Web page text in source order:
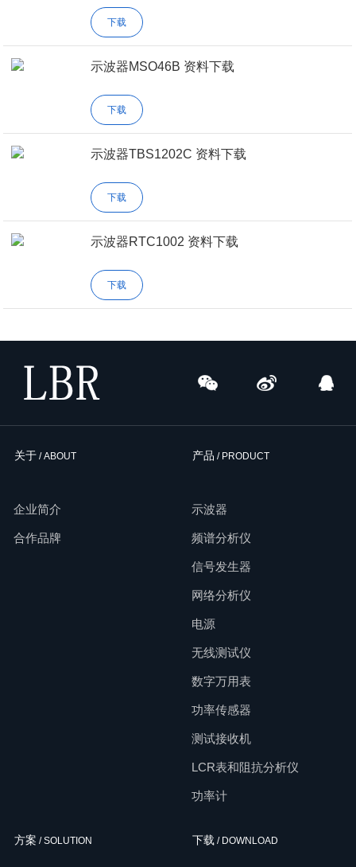
下载
示波器MSO46B 资料下载
下载
示波器TBS1202C 资料下载
下载
示波器RTC1002 资料下载
下载
关于 / ABOUT
企业简介
合作品牌
产品 / PRODUCT
示波器
频谱分析仪
信号发生器
网络分析仪
电源
无线测试仪
数字万用表
功率传感器
测试接收机
LCR表和阻抗分析仪
功率计
方案 / SOLUTION 下载 / DOWNLOAD